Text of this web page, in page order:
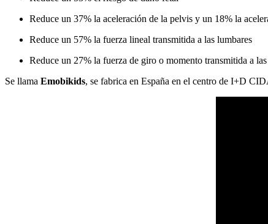
Reduce un 37% la aceleración de la pelvis y un 18% la
Reduce un 57% la fuerza lineal transmitida a las lumbares
Reduce un 27% la fuerza de giro o momento transmitida a
Se llama Emobikids, se fabrica en España en el centro de I+D